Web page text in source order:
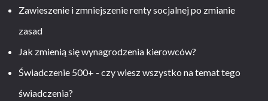
Zawieszenie i zmniejszenie renty socjalnej po zmianie
zasad
Jak zmienią się wynagrodzenia kierowców?
Świadczenie 500+ - czy wiesz wszystko na temat tego
świadczenia?